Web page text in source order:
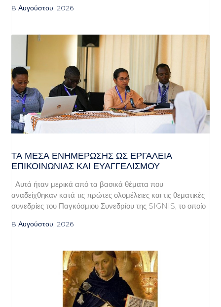
8 Αυγούστου, 2026
ΤΑ ΜΈΣΑ ΕΝΗΜΈΡΩΣΗΣ ΩΣ ΕΡΓΑΛΕΊΑ
ΕΠΙΚΟΙΝΩΝΊΑΣ ΚΑΙ ΕΥΑΓΓΕΛΙΣΜΟΎ
Αυτά ήταν μερικά από τα βασικά θέματα που
αναδείχθηκαν κατά τις πρώτες ολομέλειες και τις θεματικές
συνεδρίες του Παγκόσμιου Συνεδρίου της SIGNIS, το οποίο
8 Αυγούστου, 2026